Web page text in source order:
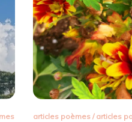
articles poèmes/ articles